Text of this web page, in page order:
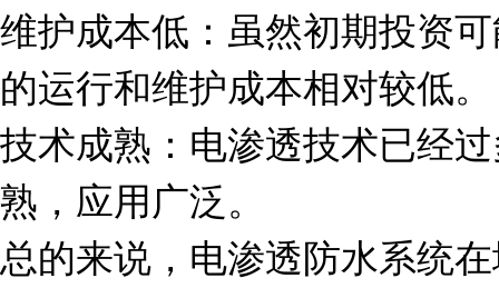
维护成本低：虽然初期投资
的运行和维护成本相对较低。
技术成熟：电渗透技术已经
熟，应用广泛。
总的来说，电渗透防水系统